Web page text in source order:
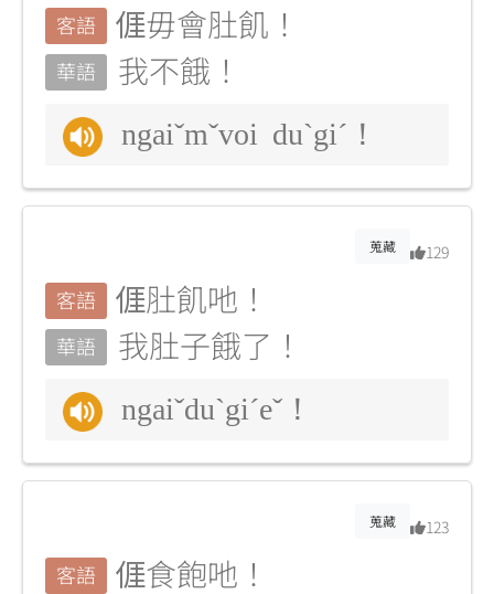
客語 𠊎毋會肚飢！
華語 我不餓！
ngaiˇmˇvoi duˋgiˊ！
蒐藏 129
客語 𠊎肚飢吔！
華語 我肚子餓了！
ngaiˇduˋgiˊeˇ！
蒐藏 123
客語 𠊎食飽吔！